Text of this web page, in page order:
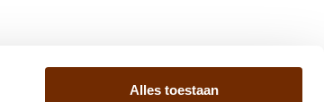
Alles toestaan